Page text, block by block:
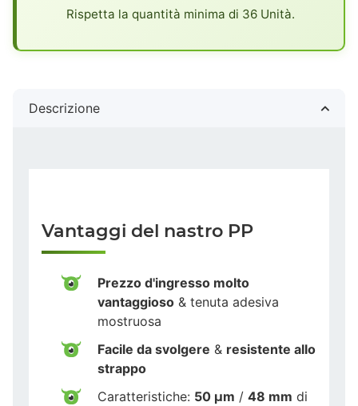
Rispetta la quantità minima di 36 Unità.
Descrizione
Vantaggi del nastro PP
Prezzo d'ingresso molto
vantaggioso & tenuta adesiva
mostruosa
Facile da svolgere & resistente allo
strappo
Caratteristiche: 50 µm / 48 mm di